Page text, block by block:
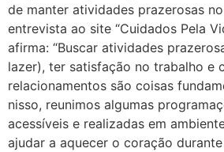
de manter atividades prazerosas
entrevista ao site “Cuidados Pela
afirma: “Buscar atividades
lazer), ter satisfação no trabalho e
relacionamentos são coisas
nisso, reunimos algumas
acessíveis e realizadas em
ajudar a aquecer o coração